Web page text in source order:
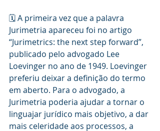
🗓️ A primeira vez que a palavra
Jurimetria apareceu foi no artigo
“Jurimetrics: the next step forward”,
publicado pelo advogado Lee
Loevinger no ano de 1949. Loevinger
preferiu deixar a definição do termo
em aberto. Para o advogado, a
Jurimetria poderia ajudar a tornar o
linguajar jurídico mais objetivo, a dar
mais celeridade aos processos, a